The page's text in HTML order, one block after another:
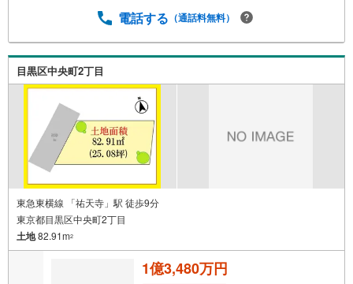
電話する （通話料無料）
目黒区中央町2丁目
東急東横線 「祐天寺」駅 徒歩9分
東京都目黒区中央町2丁目
土地82.91m2
1億3,480万円